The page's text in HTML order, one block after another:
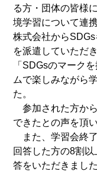
る方・団体の皆様
境学習について連
株式会社から
を派遣していただ
「SDGsのマーク
ムで楽しみながら
た。
参加された方か
できたとの声を頂
また、学習会終
回答した方の8割
答をいただきまし